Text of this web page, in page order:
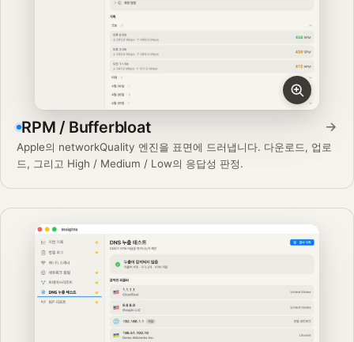
RPM / Bufferbloat →
Apple의 networkQuality 엔진을 표면에 드러냅니다. 다운로드, 업로
드, 그리고 High / Medium / Low의 응답성 판정.